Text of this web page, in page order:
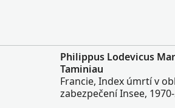
Philippus Lodevicus
Taminiau
Francie, Index úmrtí v
zabezpečení Insee,